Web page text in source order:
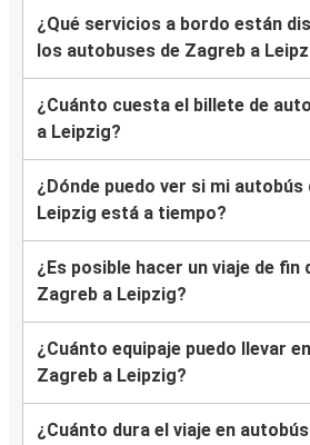
¿Qué servicios a bordo están
los autobuses de Zagreb a
¿Cuánto cuesta el billete de
a Leipzig?
¿Dónde puedo ver si mi
Leipzig está a tiempo?
¿Es posible hacer un viaje de fin
Zagreb a Leipzig?
¿Cuánto equipaje puedo llevar
Zagreb a Leipzig?
¿Cuánto dura el viaje en